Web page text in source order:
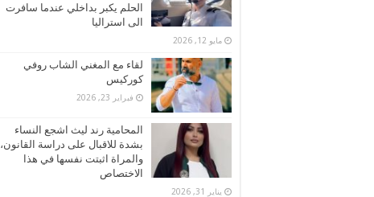
الحلم يكبر بداخلي عندما سافرت
الى استراليا
مايو 12, 2026
لقاء مع المغني الشاب روفي
كوركيس
فبراير 23, 2026
المحامية رند ليث اشجع النساء
بشدة للاقبال على دراسة القانون،
والمراة اثبتت نفسها في هذا
الاختصاص
يناير 31, 2026